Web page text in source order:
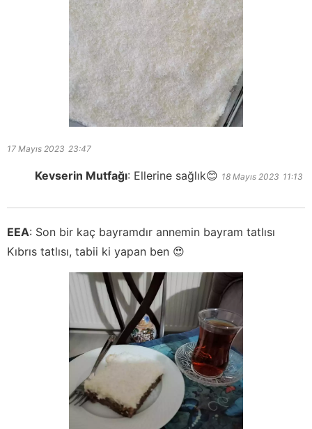
17 Mayıs 2023 23:47
Kevserin Mutfağı: Ellerine sağlık😊 18 Mayıs 2023 11:13
EEA: Son bir kaç bayramdır annemin bayram tatlısı
Kıbrıs tatlısı, tabii ki yapan ben 😍